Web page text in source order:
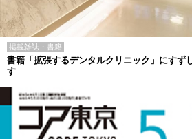
掲載雑誌・書籍
書籍「拡張するデンタルクリニック」にすず
す